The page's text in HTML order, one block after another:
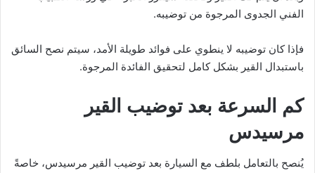
الفني الجدوى المرجوة من توضيبه.
فإذا كان توضيبه لا ينطوي على فوائد طويلة الأمد، سيتم نصح السائق
باستبدال القير بشكل كامل لتحقيق الفائدة المرجوة.
كم السرعة بعد توضيب القير
مرسيدس
يُنصح بالتعامل بلطف مع السيارة بعد توضيب القير مرسيدس، خاصةً